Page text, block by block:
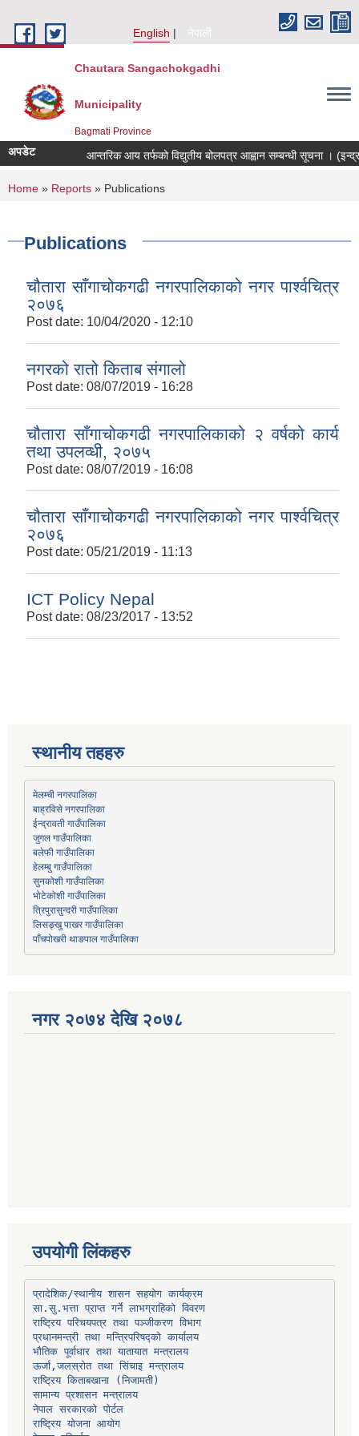
English
नेपाली
Chautara Sangachokgadhi
Municipality
Bagmati Province
अपडेट आन्तरिक आय तर्फको विद्युतीय बोलपत्र आह्वान सम्बन्धी सूचना ।
You are here
Home » Reports » Publications
Publications
चौतारा साँगाचोकगढी नगरपालिकाको नगर पार्श्वचित्र
२०७६
Post date: 10/04/2020 - 12:10
नगरको रातो किताब संगालो
Post date: 08/07/2019 - 16:28
चौतारा साँगाचोकगढी नगरपालिकाको २ वर्षको कार्य
तथा उपलव्धी, २०७५
Post date: 08/07/2019 - 16:08
चौतारा साँगाचोकगढी नगरपालिकाको नगर पार्श्वचित्र
२०७६
Post date: 05/21/2019 - 11:13
ICT Policy Nepal
Post date: 08/23/2017 - 13:52
स्थानीय तहहरु
मेलम्ची नगरपालिका
बाह्रविसे नगरपालिका
ईन्द्रावती गाउँपालिका
जुगल गाउँपालिका
बलेफी गाउँपालिका
हेलम्बु गाउँपालिका
सुनकोशी गाउँपालिका
भोटेकोशी गाउँपालिका
त्रिपुरासुन्दरी गाउँपालिका
लिसङ्खु पाखर गाउँपालिका
पाँचपोखरी थाङपाल गाउँपालिका
नगर २०७४ देखि २०७८
उपयोगी लिंकहरु
प्रादेशिक/स्थानीय शासन सहयोग कार्यक्रम
सा.सु.भत्ता प्राप्त गर्ने लाभग्राहिको विवरण
राष्ट्रिय परिचयपत्र तथा पञ्‍जीकरण विभाग
प्रधानमन्त्री तथा मन्त्रिपरिषद्को कार्यालय
भौतिक पूर्वाधार तथा यातायात मन्त्रालय
ऊर्जा,जलस्रोत तथा सिंचाइ मन्त्रालय
सामान्य प्रशासन मन्त्रालय
नेपाल सरकारको पोर्टल
राष्ट्रिय योजना आयोग